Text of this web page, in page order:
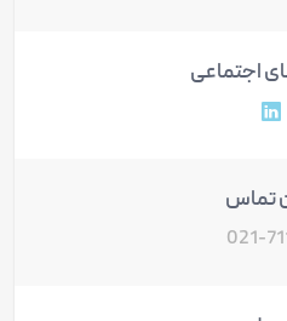
اجتماعی
آدرس پروفایل لینکداین
تماس
021-